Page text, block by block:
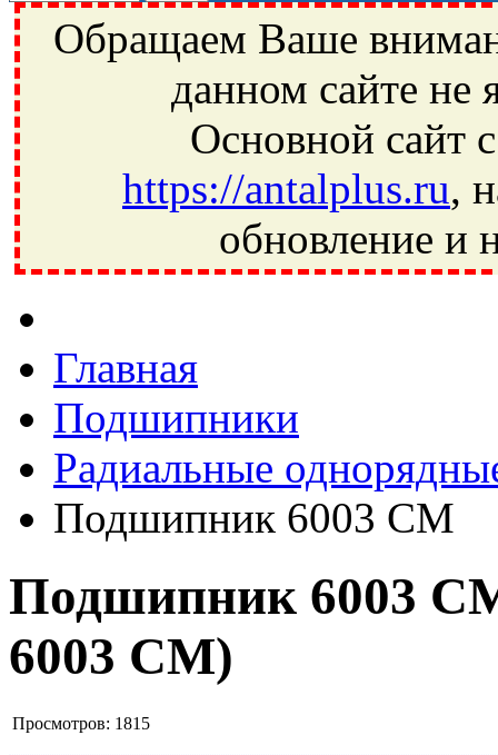
Обращаем Ваше
данном сайте не
Основной сайт
https://antalplus.ru,
обновление и
Ивантеевка, подшипники, пневматика, метизы, техника,
Главная
Подшипники
Радиальные
Подшипник 6003 CM
Подшипник 6003
6003 CM)
Просмотров: 1815